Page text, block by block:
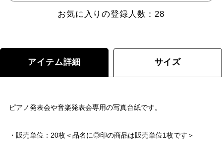
お気に入りの登録人数：28
アイテム詳細 サイズ
ピアノ発表会や音楽発表会専用の写真台紙です。
・販売単位：20枚＜品名に◎印の商品は販売単位1枚です＞